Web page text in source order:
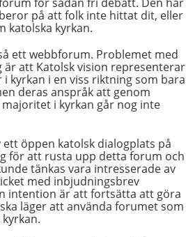
på att folk inte hittat dit, eller
katolska kyrkan.
ett webbforum. Problemet med
att Katolsk vision representerar
kyrkan i en viss riktning som bara
deras anspråk att genom
i kyrkan går nog inte
öppen katolsk dialogplats på
för att rusta upp detta forum och
tänkas vara intresserade av
med inbjudningsbrev
intention är att fortsätta att göra
läger att använda forumet som